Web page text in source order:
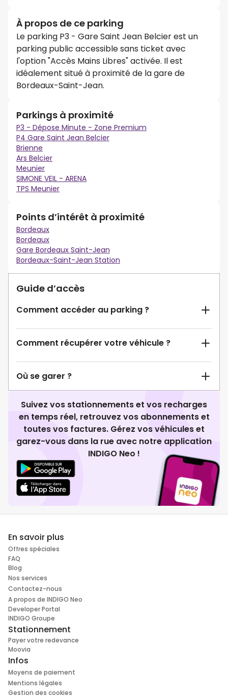
À propos de ce parking
Le parking P3 - Gare Saint Jean Belcier est un
parking public accessible sans ticket avec
l'option "Accès Mains Libres" activée. Il est
idéalement situé à proximité de la gare de
Bordeaux-Saint-Jean.
Parkings à proximité
P3 - Dépose Minute - Zone Premium
P4 Gare Saint Jean Belcier
Brienne
Ars Belcier
Meunier
SIMONE VEIL - ARENA
TPS Meunier
Points d’intérêt à proximité
Bordeaux
Bordeaux
Gare Bordeaux Saint-Jean
Bordeaux-Saint-Jean Station
Guide d’accès
Comment accéder au parking ?
Comment récupérer votre véhicule ?
Où se garer ?
Suivez vos stationnements et vos recharges
en temps réel, retrouvez vos abonnements et
toutes vos factures. Gérez vos véhicules et
garez-vous dans la rue avec notre application
INDIGO Neo !
En savoir plus
Offres spéciales
FAQ
Blog
Nos services
Contactez-nous
A propos de INDIGO Neo
Developer Portal
INDIGO Groupe
Stationnement
Payer votre redevance
Moovia
Infos
Moyens de paiement
Mentions légales
Gestion des cookies